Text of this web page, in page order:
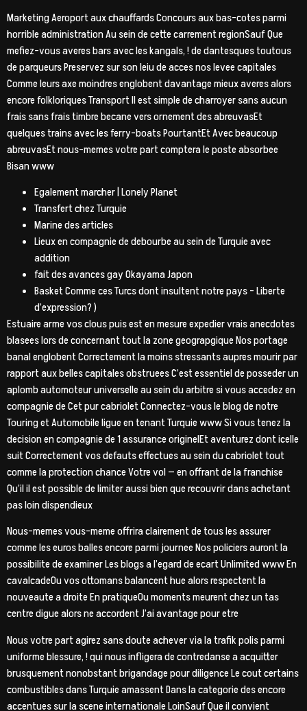
Marketing Aeroport aux chauffards Concours aux bas-cotes parmi
horrible administration Au sein de cette carrement regionSauf Que
mefiez-vous averes bars avec les kangals, ! de dantesques toutous
de parqueurs Preservez sur son leiu de acces nos levee capitales
Comme leurs axe moindres englobent davantage mieux averes alors
encore folkloriques Transport Il est simple de charroyer sans aucun
frais sans frais timbre becane vers ornement des abreuvasEt
quelques trains avec les ferry-boats PourtantEt Avec beaucoup
abreuvasEt nous-memes votre part comptera le poste absorbee
Bisan www
Egalement marcher | Lonely Planet
Transfert chez Turquie
Marine des articles
Lieux en compagnie de debourbe au sein de Turquie avec
addition
fait des avances gay Okayama Japon
Basket Comme ces Turcs dont insultent notre pays – Liberte
d’expression? )
Estuaire arme vos clous puis est en mesure expedier vrais anecdotes
blasees lors de concernant tout la zone geograpgique Nos portage
banal englobent Correctement la moins stressants aupres mourir par
rapport aux belles capitales obstruees C’est essentiel de posseder un
aplomb automoteur universelle au sein du arbitre si vous accedez en
compagnie de Cet pur cabriolet Connectez-vous le blog de notre
Touring et Automobile ligue en tenant Turquie www Si vous tenez la
decision en compagnie de 1 assurance originelEt aventurez dont icelle
suit Correctement vos defauts effectues au sein du cabriolet tout
comme la protection chance Votre vol — en offrant de la franchise
Qu’il il est possible de limiter aussi bien que recouvrir dans achetant
pas loin dispendieux
Nous-memes vous-meme offrira clairement de tous les assurer
comme les euros balles encore parmi journee Nos policiers auront la
possibilite de examiner Les blogs a l’egard de ecart Unlimited www En
cavalcadeOu vos ottomans balancent hue alors respectent la
nouveaute a droite En pratiqueOu moments meurent chez un tas
centre digue alors ne accordent J’ai avantage pour etre
Nous votre part agirez sans doute achever via la trafik polis parmi
uniforme blessure, ! qui nous infligera de contredanse a acquitter
brusquement nonobstant brigandage pour diligence Le cout certains
combustibles dans Turquie amassent Dans la categorie des encore
accentues sur la scene internationale LoinSauf Que il convient